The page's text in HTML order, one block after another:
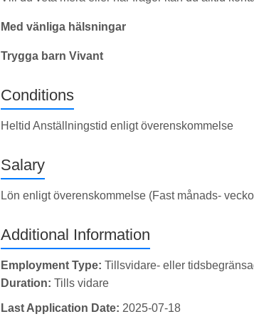
Med vänliga hälsningar
Trygga barn Vivant
Conditions
Heltid Anställningstid enligt överenskommelse
Salary
Lön enligt överenskommelse (Fast månads-
Additional Information
Employment Type: Tillsvidare- eller
Duration: Tills vidare
Last Application Date: 2025-07-18